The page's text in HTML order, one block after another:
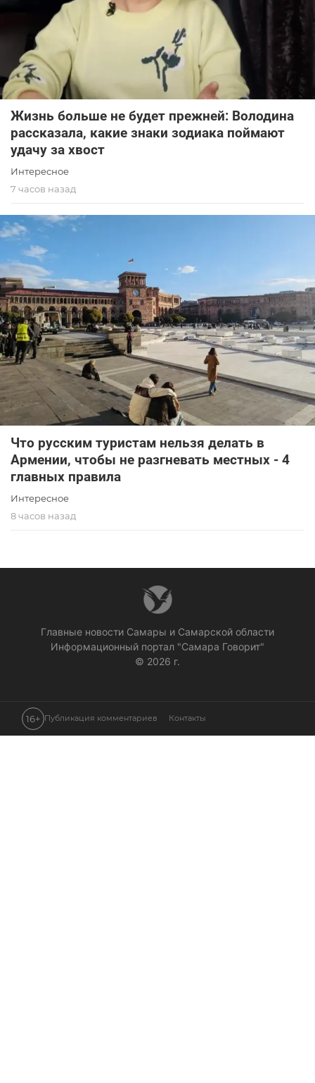
Жизнь больше не будет прежней: Володина
рассказала, какие знаки зодиака поймают
удачу за хвост
Интересное
7 часов назад
Что русским туристам нельзя делать в
Армении, чтобы не разгневать местных - 4
главных правила
Интересное
8 часов назад
Главные новости Самары и Самарской области
Информационный портал "Самара Говорит"
© 2026 г.
16+ Публикация комментариев Контакты